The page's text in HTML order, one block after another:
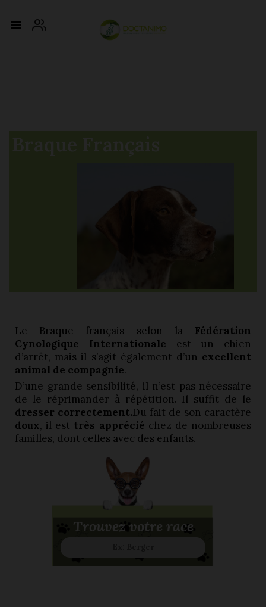

Trouvez votre race
Le Braque français selon la Fédération
Cynologique Internationale est un chien
d’arrêt, mais il s’agit également d’un excellent
animal de compagnie.
D’une grande sensibilité, il n’est pas nécessaire
de le réprimander à répétition. Il suffit de le
dresser correctement.Du fait de son caractère
doux, il est très apprécié chez de nombreuses
familles, dont celles avec des enfants.